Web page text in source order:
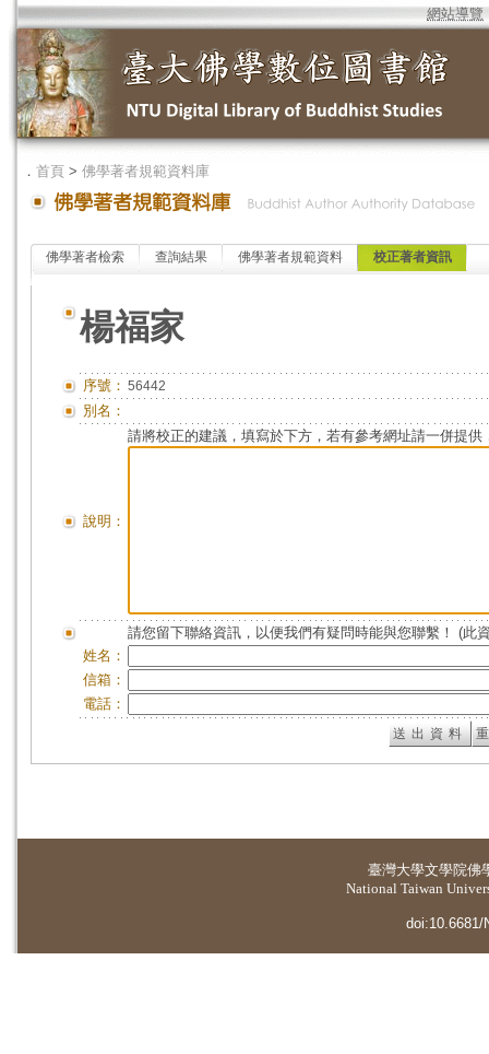
網站導覽
． 首頁 > 佛學著者規範資料庫
佛學著者檢索 查詢結果 佛學著者規範資料 校正著者資訊
楊福家
序號： 56442
別名：
說明：
請將校正的建議，填寫於下方，若有參考網址請一併提供
請您留下聯絡資訊，以便我們有疑問時能與您聯繫！ (此
姓名：
信箱：
電話：
臺灣大學文學院佛
National Taiwan
doi:10.6681/